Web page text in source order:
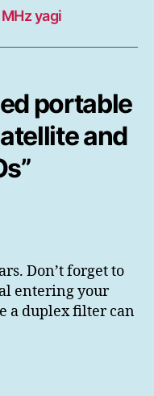
yagi
portable
and
Don’t forget to
entering your
a duplex filter can